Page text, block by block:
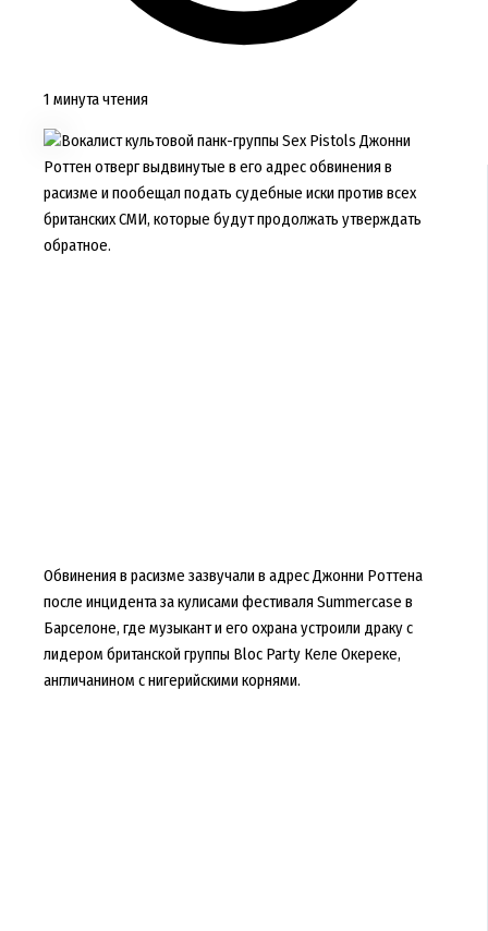
1 минута чтения
Вокалист культовой панк-группы Sex Pistols Джонни
Роттен отверг выдвинутые в его адрес обвинения в
расизме и пообещал подать судебные иски против всех
британских СМИ, которые будут продолжать утверждать
обратное.
Обвинения в расизме зазвучали в адрес Джонни Роттена
после инцидента за кулисами фестиваля Summercase в
Барселоне, где музыкант и его охрана устроили драку с
лидером британской группы Bloc Party Келе Окереке,
англичанином с нигерийскими корнями.